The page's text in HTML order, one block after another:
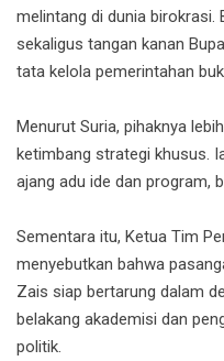
melintang di dunia birokrasi.
sekaligus tangan kanan
tata kelola pemerintahan
Menurut Suria, pihaknya
ketimbang strategi khusus.
ajang adu ide dan program,
Sementara itu, Ketua Tim
menyebutkan bahwa
Zais siap bertarung dalam
belakang akademisi dan
politik.